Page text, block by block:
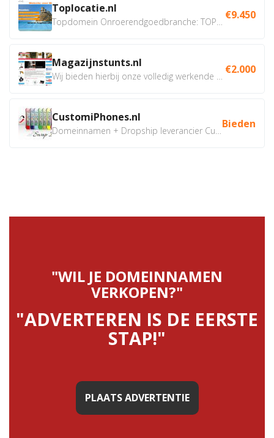
Toplocatie.nl €9.450
Magazijnstunts.nl €2.000
CustomiPhones.nl Bieden
"WIL JE DOMEINNAMEN
VERKOPEN?"
"ADVERTEREN IS DE EERSTE
STAP!"
PLAATS ADVERTENTIE